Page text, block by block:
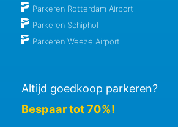
Parkeren Rotterdam Airport
Parkeren Schiphol
Parkeren Weeze Airport
Altijd goedkoop parkeren?
Bespaar tot 70%!